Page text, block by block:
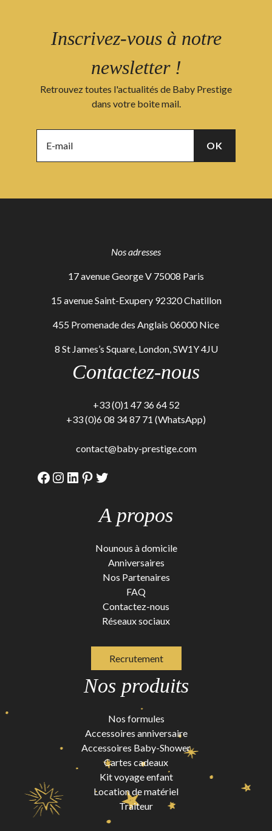
Inscrivez-vous à notre
newsletter !
Retrouvez toutes l'actualités de Baby Prestige
dans votre boite mail.
Nos adresses
17 avenue George V 75008 Paris
15 avenue Saint-Exupery 92320 Chatillon
455 Promenade des Anglais 06000 Nice
8 St James’s Square, London, SW1Y 4JU
Contactez-nous
+33 (0)1 47 36 64 52
+33 (0)6 08 34 87 71 (WhatsApp)
contact@baby-prestige.com
Facebook
Instagram
LinkedIn
Pinterest
Twitter
A propos
Nounous à domicile
Anniversaires
Nos Partenaires
FAQ
Contactez-nous
Réseaux sociaux
Recrutement
Nos produits
Nos formules
Accessoires anniversaire
Accessoires Baby-Shower
Cartes cadeaux
Kit voyage enfant
Location de matériel
Traiteur